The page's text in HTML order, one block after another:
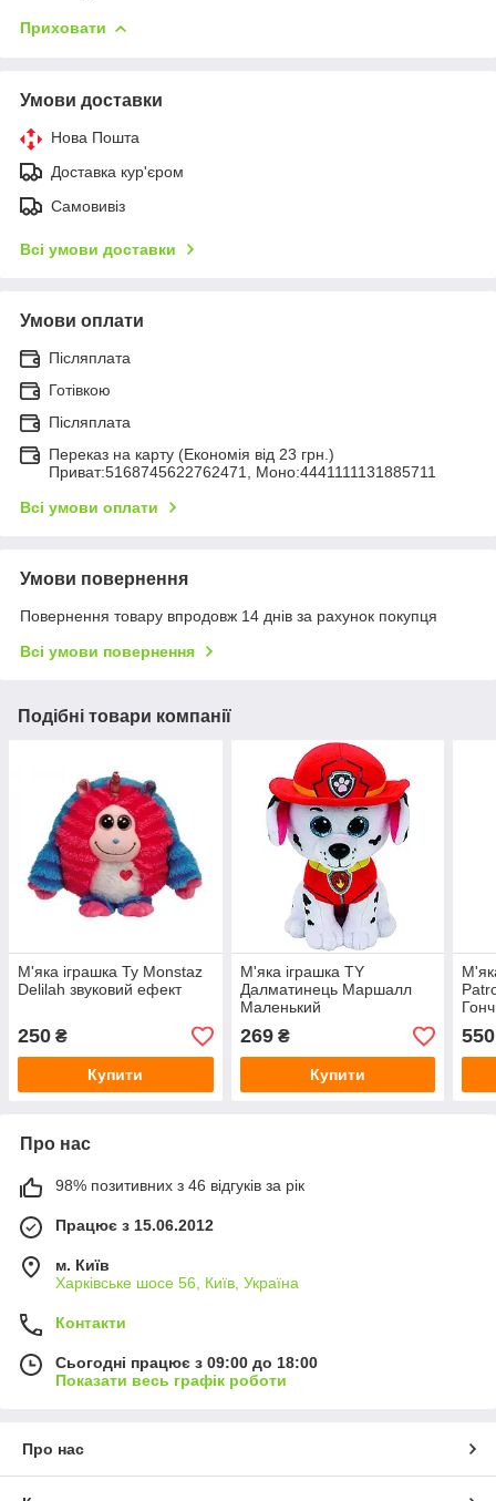
Приховати
Умови доставки
Нова Пошта
Доставка кур'єром
Самовивіз
Всі умови доставки
Умови оплати
Післяплата
Готівкою
Післяплата
Переказ на карту (Економія від 23 грн.)
Приват:5168745622762471, Моно:4441111131885711
Всі умови оплати
Умови повернення
Повернення товару впродовж 14 днів за рахунок покупця
Всі умови повернення
Подібні товари компанії
М'яка іграшка Ty Monstaz
Delilah звуковий ефект
250 ₴
Купити
М'яка іграшка TY
Далматинець Маршалл
Маленький
269₴
Купити
550
Про нас
98% позитивних з 46 відгуків за рік
Працює з 15.06.2012
м. Київ
Харківське шосе 56, Київ, Україна
Контакти
Сьогодні працює з 09:00 до 18:00
Показати весь графік роботи
Про нас